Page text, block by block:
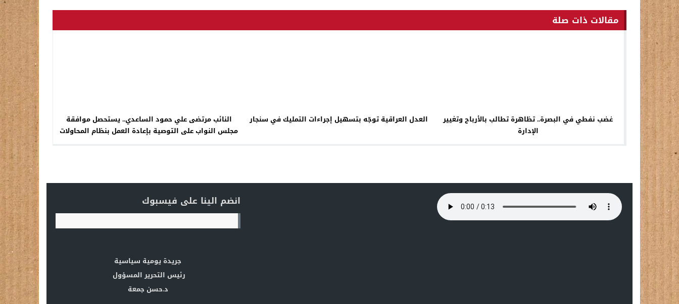
مقالات ذات صلة
غضب نفطي في البصرة.. تظاهرة تطالب بالأرباح وتغيير
الإدارة
العدل العراقية توجّه بتسهيل إجراءات التمليك في سنجار
النائب مرتضى علي حمود الساعدي.. يستحصل موافقة
مجلس النواب على التوصية بإعادة العمل بنظام المحاولات
انضم الينا على فيسبوك
جريدة يومية سياسية
رئيس التحرير المسؤول
د.حسن جمعة